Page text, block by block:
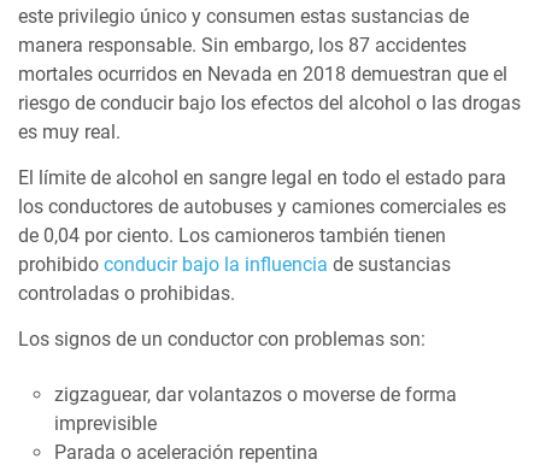
este privilegio único y consumen estas sustancias de
manera responsable. Sin embargo, los 87 accidentes
mortales ocurridos en Nevada en 2018 demuestran que el
riesgo de conducir bajo los efectos del alcohol o las drogas
es muy real.
El límite de alcohol en sangre legal en todo el estado para
los conductores de autobuses y camiones comerciales es
de 0,04 por ciento. Los camioneros también tienen
prohibido conducir bajo la influencia de sustancias
controladas o prohibidas.
Los signos de un conductor con problemas son:
zigzaguear, dar volantazos o moverse de forma
imprevisible
Parada o aceleración repentina